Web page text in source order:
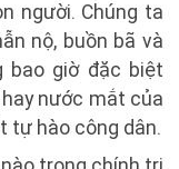
người. Chúng ta
nộ, buồn bã và
bao giờ đặc biệt
nước mắt của
tự hào công dân.